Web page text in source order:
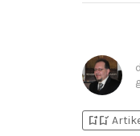
bookmark_addbookmark_added